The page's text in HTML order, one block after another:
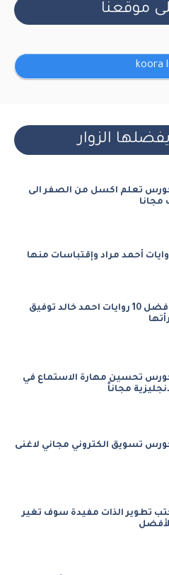
موقعنا
koora
الزوار
تعلم اكسل من الصفر الى
مجانا
أحمد مراد وإقتباسات منها
تحميل افضل 10 روايات احمد خالد توفيق
تحسين مهارة الاستماع في
مجاناً
تسويق الكتروني مجاني لاغنى
تطوير الذات مفيدة سوف تغير